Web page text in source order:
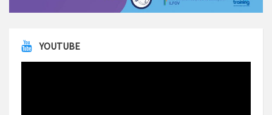
YOUTUBE